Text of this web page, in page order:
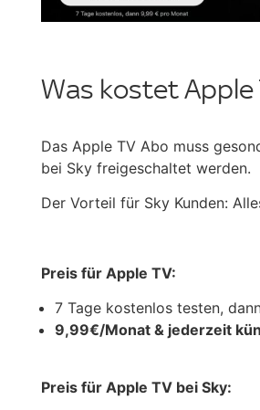
Was kostet Apple
Das Apple TV Abo muss
bei Sky freigeschaltet werden.
Der Vorteil für Sky Kunden:
Preis für Apple TV:
7 Tage kostenlos testen,
9,99€/Monat & jederzeit
Preis für Apple TV bei Sky: